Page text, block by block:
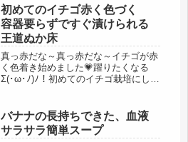
単でした。材料は、「米麹」と「水」
だけ、米麹は、たくさん欲しかった...
初めてのイチゴ赤く色づく
容器要らずですぐ漬けられる
王道ぬか床
真っ赤だな～真っ赤だな～イチゴが赤
く色着き始めました💗躍りたくなる
Σ(･ω･ﾉ)ﾉ！初めてのイチゴ栽培にして
ってきました。今日は、近所の元同僚
が蕪狩りに来てくれて、またまた...
バナナの長持ちできた、血液
サラサラ簡単スープ